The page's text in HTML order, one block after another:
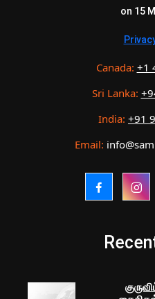
on 15
Canada: +1
Sri Lanka:
India: +91
Email: